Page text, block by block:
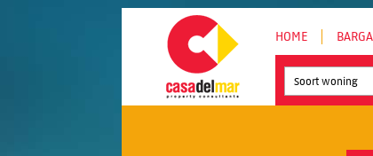
HOME
Soort woning